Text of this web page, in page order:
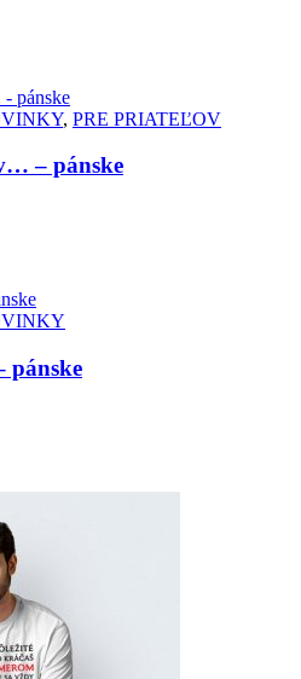
, PRE PRIATEĽOV
– pánske
pánske